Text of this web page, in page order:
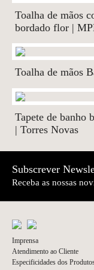
Toalha de mãos
bordado flor |
Toalha de mãos
Tapete de banho
| Torres Novas
Subscrever
Receba as nossas
Imprensa
Atendimento ao Cliente
Especificidades dos